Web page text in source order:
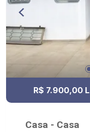
R$ 7.900,00 L
Casa - Casa